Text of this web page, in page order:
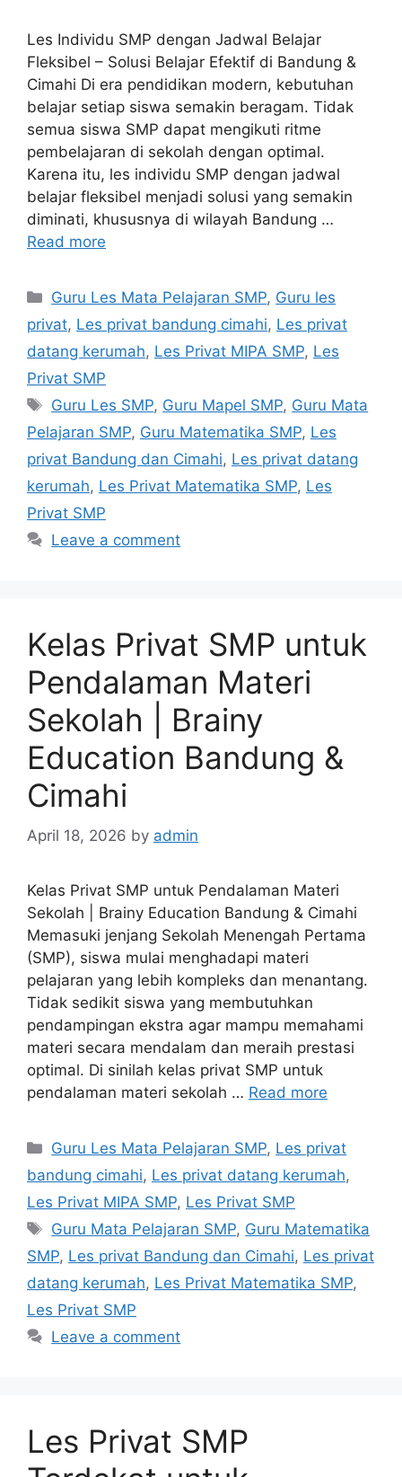
Les Individu SMP dengan Jadwal Belajar
Fleksibel – Solusi Belajar Efektif di Bandung &
Cimahi Di era pendidikan modern, kebutuhan
belajar setiap siswa semakin beragam. Tidak
semua siswa SMP dapat mengikuti ritme
pembelajaran di sekolah dengan optimal.
Karena itu, les individu SMP dengan jadwal
belajar fleksibel menjadi solusi yang semakin
diminati, khususnya di wilayah Bandung …
Read more
Categories
Guru Les Mata Pelajaran SMP, Guru les
privat, Les privat bandung cimahi, Les privat
datang kerumah, Les Privat MIPA SMP, Les
Privat SMP
Tags
Guru Les SMP, Guru Mapel SMP, Guru Mata
Pelajaran SMP, Guru Matematika SMP, Les
privat Bandung dan Cimahi, Les privat datang
kerumah, Les Privat Matematika SMP, Les
Privat SMP
Leave a comment
Kelas Privat SMP untuk
Pendalaman Materi
Sekolah | Brainy
Education Bandung &
Cimahi
April 18, 2026 by admin
Kelas Privat SMP untuk Pendalaman Materi
Sekolah | Brainy Education Bandung & Cimahi
Memasuki jenjang Sekolah Menengah Pertama
(SMP), siswa mulai menghadapi materi
pelajaran yang lebih kompleks dan menantang.
Tidak sedikit siswa yang membutuhkan
pendampingan ekstra agar mampu memahami
materi secara mendalam dan meraih prestasi
optimal. Di sinilah kelas privat SMP untuk
pendalaman materi sekolah … Read more
Categories
Guru Les Mata Pelajaran SMP, Les privat
bandung cimahi, Les privat datang kerumah,
Les Privat MIPA SMP, Les Privat SMP
Tags
Guru Mata Pelajaran SMP, Guru Matematika
SMP, Les privat Bandung dan Cimahi, Les privat
datang kerumah, Les Privat Matematika SMP,
Les Privat SMP
Leave a comment
Les Privat SMP